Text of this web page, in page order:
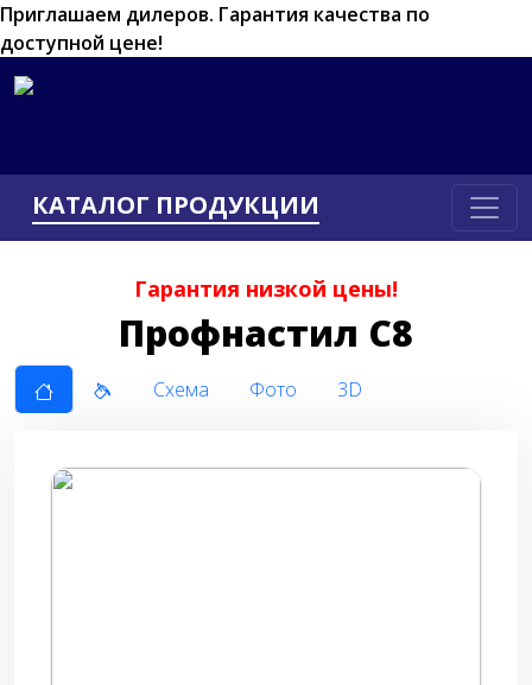
Приглашаем дилеров. Гарантия качества по
доступной цене!
КАТАЛОГ ПРОДУКЦИИ
Гарантия низкой цены!
Профнастил С8
Схема Фото 3D